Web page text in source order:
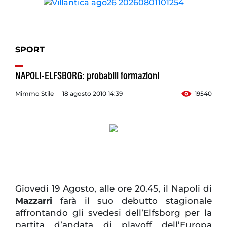
SPORT
NAPOLI-ELFSBORG: probabili formazioni
Mimmo Stile 18 agosto 2010 14:39 19540
Giovedi 19 Agosto, alle ore 20.45, il Napoli di
Mazzarri farà il suo debutto stagionale
affrontando gli svedesi dell’Elfsborg per la
partita d’andata di playoff dell’Europa